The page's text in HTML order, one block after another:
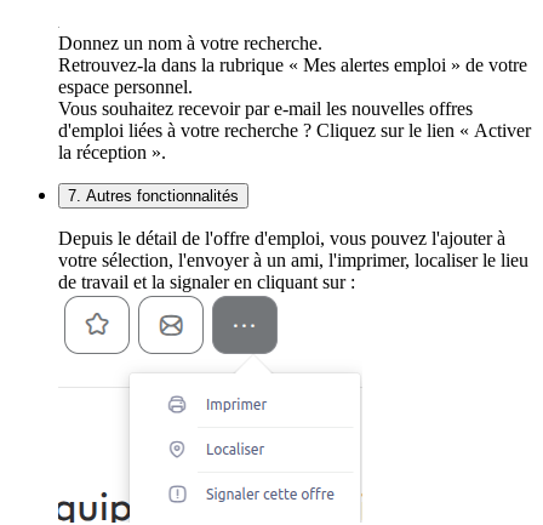
Donnez un nom à votre recherche.
Retrouvez-la dans la rubrique « Mes alertes emploi » de votre
espace personnel.
Vous souhaitez recevoir par e-mail les nouvelles offres
d'emploi liées à votre recherche ? Cliquez sur le lien « Activer
la réception ».
7. Autres fonctionnalités
Depuis le détail de l'offre d'emploi, vous pouvez l'ajouter à
votre sélection, l'envoyer à un ami, l'imprimer, localiser le lieu
de travail et la signaler en cliquant sur :